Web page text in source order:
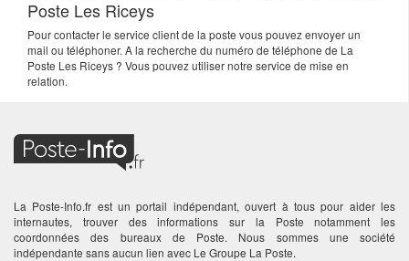
Poste Les Riceys
Pour contacter le service client de la poste vous pouvez envoyer un
mail ou téléphoner. A la recherche du numéro de téléphone de La
Poste Les Riceys ? Vous pouvez utiliser notre service de mise en
relation.
La Poste-Info.fr est un portail indépendant, ouvert à tous pour aider les
internautes, trouver des informations sur la Poste notamment les
coordonnées des bureaux de Poste. Nous sommes une société
indépendante sans aucun lien avec Le Groupe La Poste.